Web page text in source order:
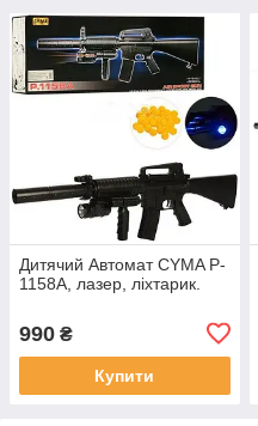
Дитячий Автомат CYMA P-
1158A, лазер, ліхтарик.
990 ₴
Купити